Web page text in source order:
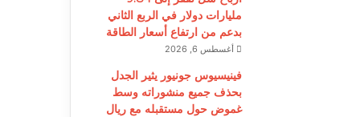
مليارات دولار في الربع الثاني
بدعم من ارتفاع أسعار الطاقة
أغسطس 6, 2026
فينيسيوس جونيور يثير الجدل
بحذف جميع منشوراته وسط
غموض حول مستقبله مع ريال